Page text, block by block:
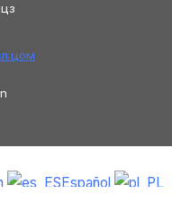
Español